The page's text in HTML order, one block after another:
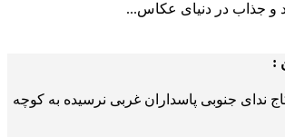
و جذاب در دنیای عکاس...
:
ندای جنوبی پاسداران غربی نرسیده به کوچه